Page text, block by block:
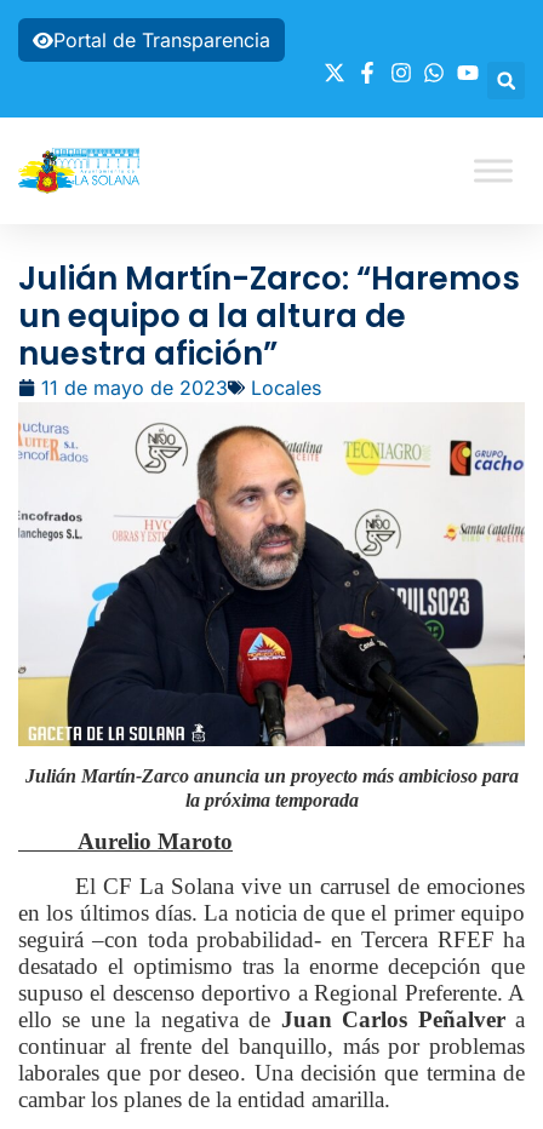
Portal de Transparencia
Julián Martín-Zarco: “Haremos
un equipo a la altura de
nuestra afición”
11 de mayo de 2023 Locales
Julián Martín-Zarco anuncia un proyecto más ambicioso para
la próxima temporada
Aurelio Maroto
El CF La Solana vive un carrusel de emociones
en los últimos días. La noticia de que el primer equipo
seguirá –con toda probabilidad- en Tercera RFEF ha
desatado el optimismo tras la enorme decepción que
supuso el descenso deportivo a Regional Preferente. A
ello se une la negativa de Juan Carlos Peñalvera
continuar al frente del banquillo, más por problemas
laborales que por deseo. Una decisión que termina de
cambar los planes de la entidad amarilla.